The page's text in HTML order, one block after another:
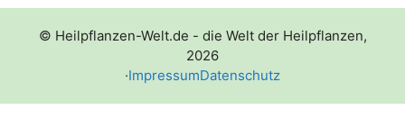
© Heilpflanzen-Welt.de - die Welt der Heilpflanzen,
2026
·ImpressumDatenschutz